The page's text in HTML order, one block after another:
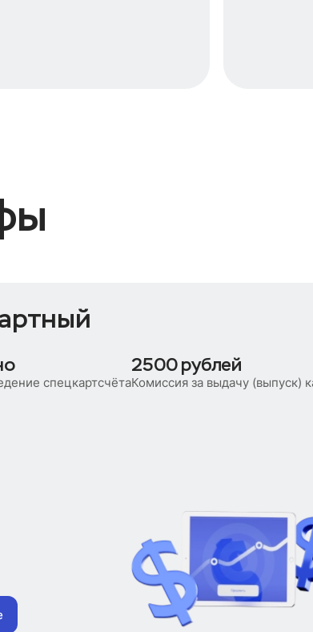
спецкартсчёта
2500 рублей
Комиссия за выдачу (выпуск)